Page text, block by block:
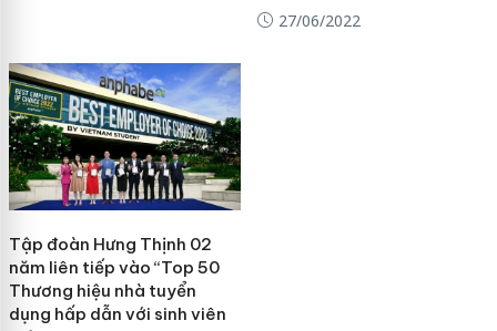
27/06/2022
Tập đoàn Hưng Thịnh 02
năm liên tiếp vào “Top 50
Thương hiệu nhà tuyển
dụng hấp dẫn với sinh viên